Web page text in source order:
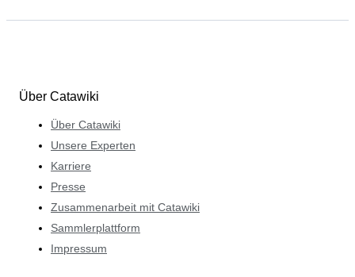
Über Catawiki
Über Catawiki
Unsere Experten
Karriere
Presse
Zusammenarbeit mit Catawiki
Sammlerplattform
Impressum